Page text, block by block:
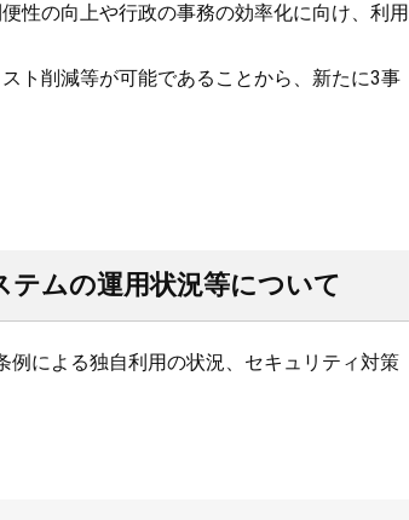
性の向上や行政の事務の効率化に向け、利用
ト削減等が可能であることから、新たに3事
テムの運用状況等について
による独自利用の状況、セキュリティ対策